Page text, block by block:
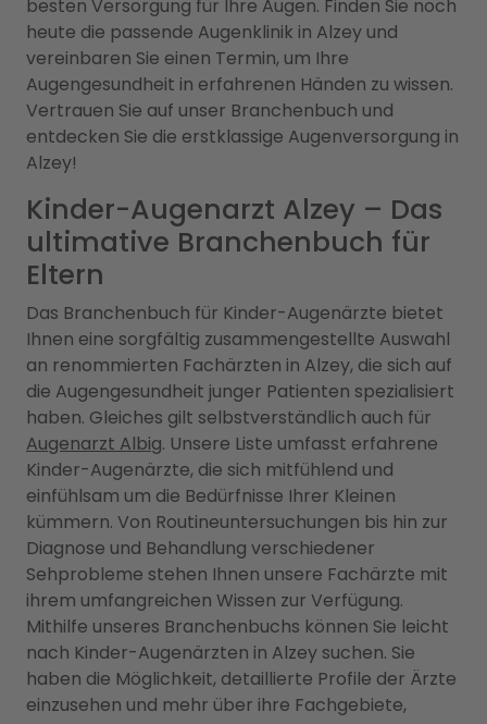
besten Versorgung für Ihre Augen. Finden Sie noch
heute die passende Augenklinik in Alzey und
vereinbaren Sie einen Termin, um Ihre
Augengesundheit in erfahrenen Händen zu wissen.
Vertrauen Sie auf unser Branchenbuch und
entdecken Sie die erstklassige Augenversorgung in
Alzey!
Kinder-Augenarzt Alzey – Das
ultimative Branchenbuch für
Eltern
Das Branchenbuch für Kinder-Augenärzte bietet
Ihnen eine sorgfältig zusammengestellte Auswahl
an renommierten Fachärzten in Alzey, die sich auf
die Augengesundheit junger Patienten spezialisiert
haben. Gleiches gilt selbstverständlich auch für
Augenarzt Albig. Unsere Liste umfasst erfahrene
Kinder-Augenärzte, die sich mitfühlend und
einfühlsam um die Bedürfnisse Ihrer Kleinen
kümmern. Von Routineuntersuchungen bis hin zur
Diagnose und Behandlung verschiedener
Sehprobleme stehen Ihnen unsere Fachärzte mit
ihrem umfangreichen Wissen zur Verfügung.
Mithilfe unseres Branchenbuchs können Sie leicht
nach Kinder-Augenärzten in Alzey suchen. Sie
haben die Möglichkeit, detaillierte Profile der Ärzte
einzusehen und mehr über ihre Fachgebiete,